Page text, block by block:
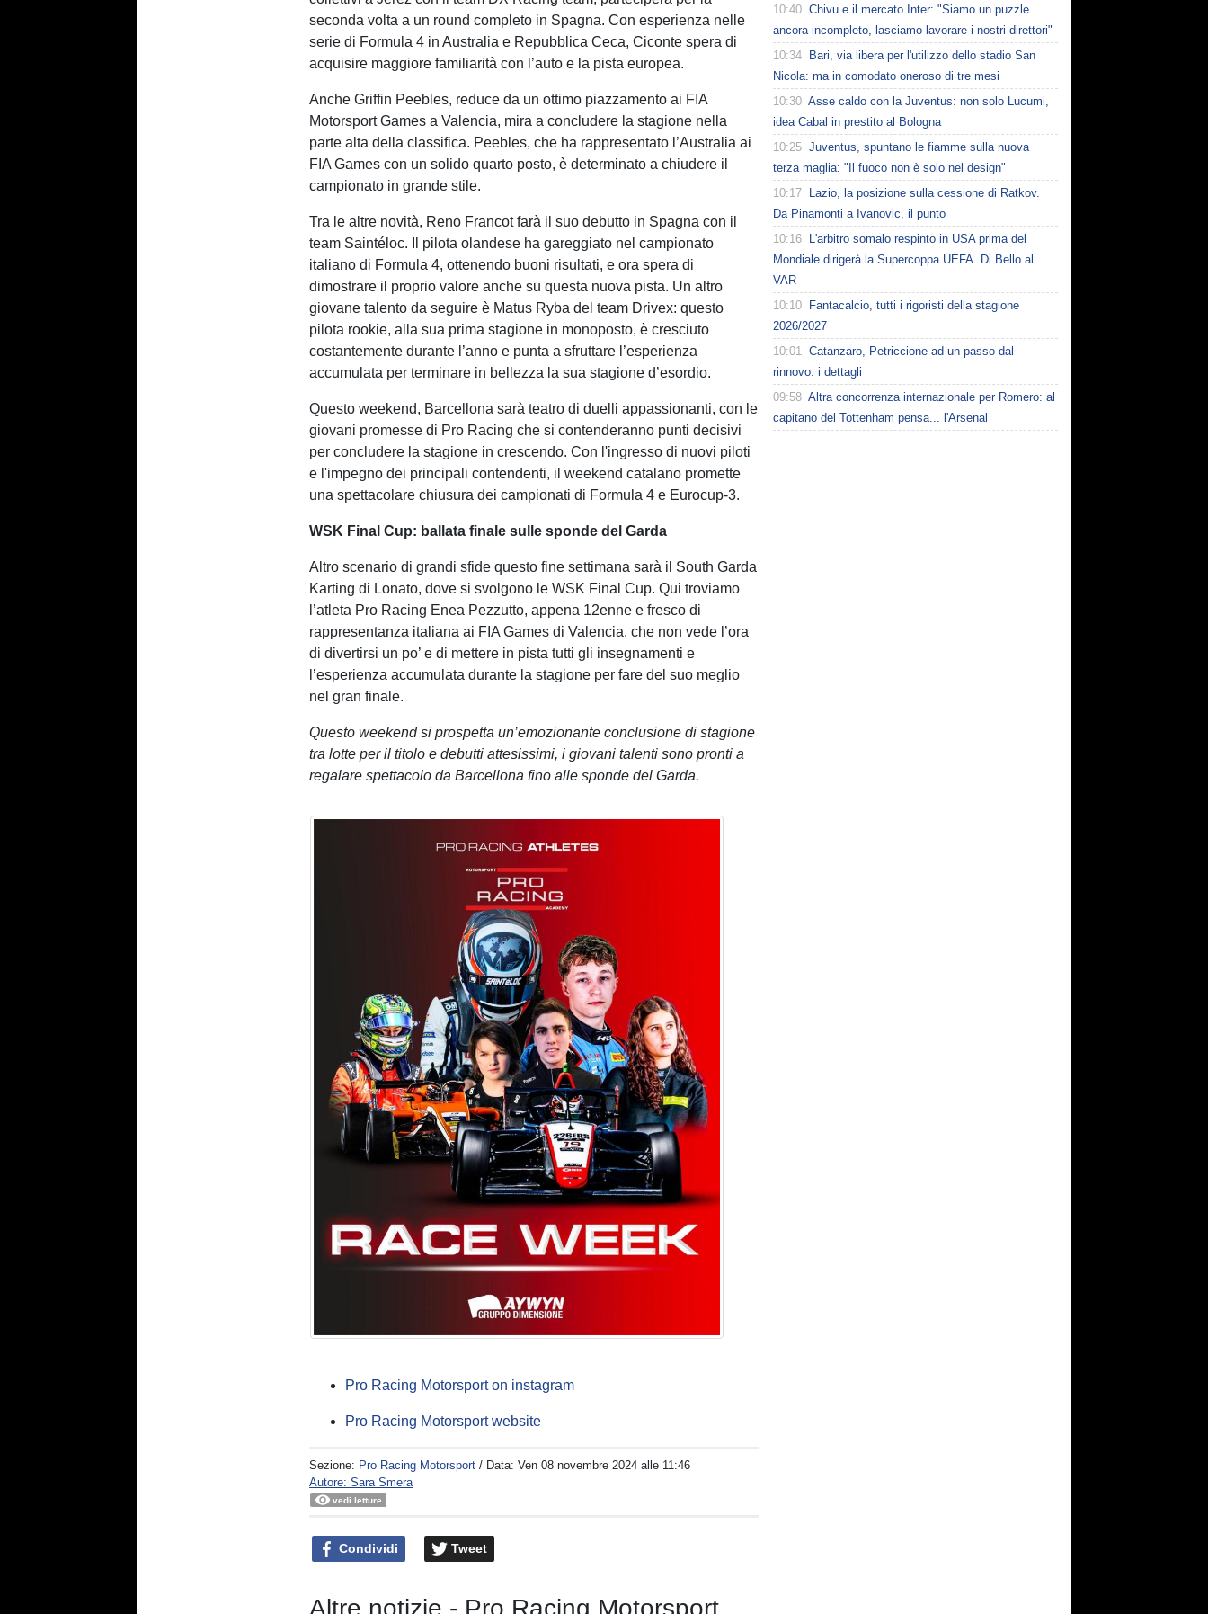
seconda volta a un round completo in Spagna. Con esperienza nelle
serie di Formula 4 in Australia e Repubblica Ceca, Ciconte spera di
acquisire maggiore familiarità con l’auto e la pista europea.
Anche Griffin Peebles, reduce da un ottimo piazzamento ai FIA
Motorsport Games a Valencia, mira a concludere la stagione nella
parte alta della classifica. Peebles, che ha rappresentato l’Australia ai
FIA Games con un solido quarto posto, è determinato a chiudere il
campionato in grande stile.
Tra le altre novità, Reno Francot farà il suo debutto in Spagna con il
team Saintéloc. Il pilota olandese ha gareggiato nel campionato
italiano di Formula 4, ottenendo buoni risultati, e ora spera di
dimostrare il proprio valore anche su questa nuova pista. Un altro
giovane talento da seguire è Matus Ryba del team Drivex: questo
pilota rookie, alla sua prima stagione in monoposto, è cresciuto
costantemente durante l’anno e punta a sfruttare l’esperienza
accumulata per terminare in bellezza la sua stagione d’esordio.
Questo weekend, Barcellona sarà teatro di duelli appassionanti, con le
giovani promesse di Pro Racing che si contenderanno punti decisivi
per concludere la stagione in crescendo. Con l'ingresso di nuovi piloti
e l'impegno dei principali contendenti, il weekend catalano promette
una spettacolare chiusura dei campionati di Formula 4 e Eurocup-3.
WSK Final Cup: ballata finale sulle sponde del Garda
Altro scenario di grandi sfide questo fine settimana sarà il South Garda
Karting di Lonato, dove si svolgono le WSK Final Cup. Qui troviamo
l’atleta Pro Racing Enea Pezzutto, appena 12enne e fresco di
rappresentanza italiana ai FIA Games di Valencia, che non vede l’ora
di divertirsi un po’ e di mettere in pista tutti gli insegnamenti e
l’esperienza accumulata durante la stagione per fare del suo meglio
nel gran finale.
Questo weekend si prospetta un’emozionante conclusione di stagione
tra lotte per il titolo e debutti attesissimi, i giovani talenti sono pronti a
regalare spettacolo da Barcellona fino alle sponde del Garda.
Pro Racing Motorsport on instagram
Pro Racing Motorsport website
Sezione: Pro Racing Motorsport / Data:Ven 08 novembre 2024 alle 11:46
Autore: Sara Smera
vedi letture
Condividi Tweet
10:40 Chivu e il mercato Inter: "Siamo un puzzle
ancora incompleto, lasciamo lavorare i nostri direttori"
10:34
Bari, via libera per l'utilizzo dello stadio San
Nicola: ma in comodato oneroso di tre mesi
10:30 Asse caldo con la Juventus: non solo Lucumi,
idea Cabal in prestito al Bologna
10:25 Juventus, spuntano le fiamme sulla nuova
terza maglia: "Il fuoco non è solo nel design"
10:17
Lazio, la posizione sulla cessione di Ratkov.
Da Pinamonti a Ivanovic, il punto
10:16
L'arbitro somalo respinto in USA prima del
Mondiale dirigerà la Supercoppa UEFA. Di Bello al
VAR
10:10
Fantacalcio, tutti i rigoristi della stagione
2026/2027
10:01 Catanzaro, Petriccione ad un passo dal
rinnovo: i dettagli
09:58 Altra concorrenza internazionale per Romero: al
capitano del Tottenham pensa... l'Arsenal